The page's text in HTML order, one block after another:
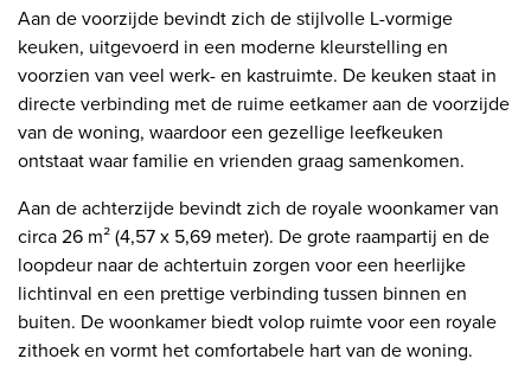
Aan de voorzijde bevindt zich de stijlvolle L-vormige
keuken, uitgevoerd in een moderne kleurstelling en
voorzien van veel werk- en kastruimte. De keuken staat in
directe verbinding met de ruime eetkamer aan de voorzijde
van de woning, waardoor een gezellige leefkeuken
ontstaat waar familie en vrienden graag samenkomen.
Aan de achterzijde bevindt zich de royale woonkamer van
circa 26 m² (4,57 x 5,69 meter). De grote raampartij en de
loopdeur naar de achtertuin zorgen voor een heerlijke
lichtinval en een prettige verbinding tussen binnen en
buiten. De woonkamer biedt volop ruimte voor een royale
zithoek en vormt het comfortabele hart van de woning.